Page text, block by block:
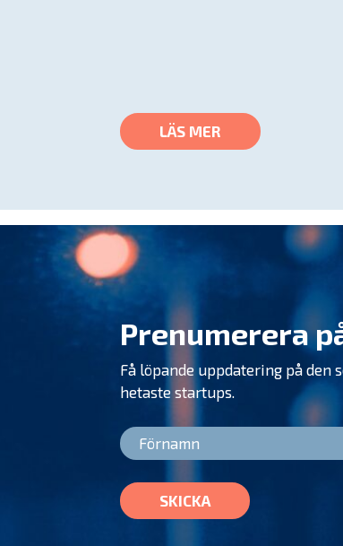
LÄS MER
Prenumerera
Få löpande uppdatering på den
hetaste startups.
SKICKA